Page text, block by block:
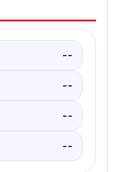
istifa --